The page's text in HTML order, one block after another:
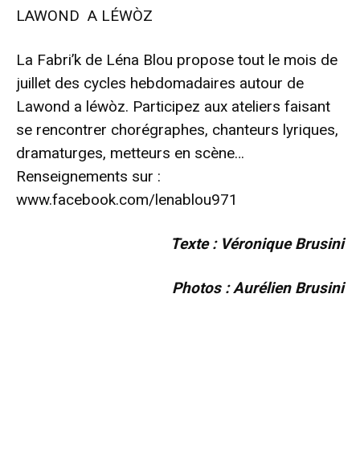
LAWOND A LÉWÒZ
La Fabri’k de Léna Blou propose tout le mois de
juillet des cycles hebdomadaires autour de
Lawond a léwòz. Participez aux ateliers faisant
se rencontrer chorégraphes, chanteurs lyriques,
dramaturges, metteurs en scène…
Renseignements sur :
www.facebook.com/lenablou971
Texte : Véronique Brusini
Photos : Aurélien Brusini